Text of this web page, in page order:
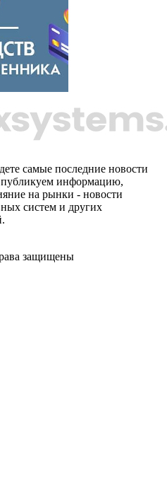
самые последние новости
информацию,
на рынки - новости
систем и других
защищены